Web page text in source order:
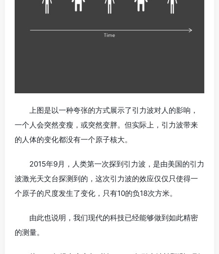
上图是以一种夸张的方式展示了引力波对人的影响，
一个人会突然变瘦，或突然变胖。但实际上，引力波带来
的人体的变化都没有一个原子核大。
2015年9月，人类第一次探到引力波，是由美国的引力
波激光天文台探测到的，这次引力波的效应仅仅只使得一
个原子的尺度发生了变化，只有10的负18次方米。
由此也说明，我们现代的科技已经能够做到如此精密
的测量。